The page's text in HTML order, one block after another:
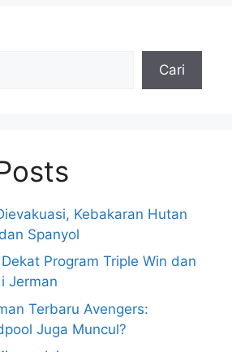
Cari
Kebakaran Hutan
Spanyol
Program Triple Win dan
Jerman
Terbaru Avengers:
Juga Muncul?